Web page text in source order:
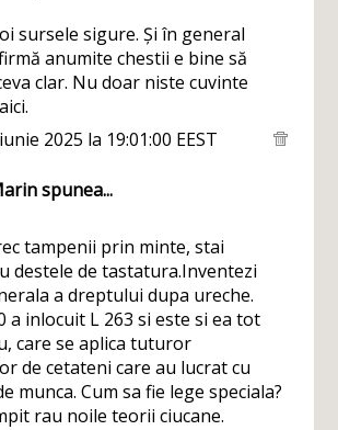
sursele sigure. Și în general
anumite chestii e bine să
clar. Nu doar niste cuvinte
2025 la 19:01:00 EEST
spunea...
tampenii prin minte, stai
destele de tastatura.Inventezi
a dreptului dupa ureche.
a inlocuit L 263 si este si ea tot
care se aplica tuturor
de cetateni care au lucrat cu
munca. Cum sa fie lege speciala?
rau noile teorii ciucane.